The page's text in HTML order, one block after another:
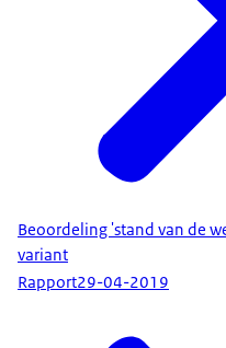
Beoordeling 'stand van de
variant
Rapport29-04-2019